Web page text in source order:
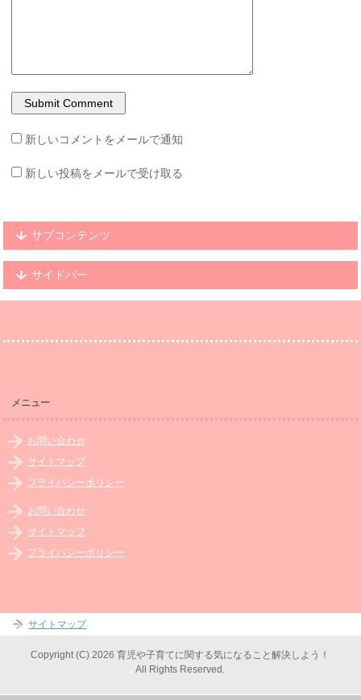
新しいコメントをメールで通知
新しい投稿をメールで受け取る
サブコンテンツ
サイドバー
メニュー
お問い合わせ
サイトマップ
プライバシーポリシー
お問い合わせ
サイトマップ
プライバシーポリシー
サイトマップ
Copyright (C) 2026 育児や子育てに関する気になること解決しよう！
All Rights Reserved.